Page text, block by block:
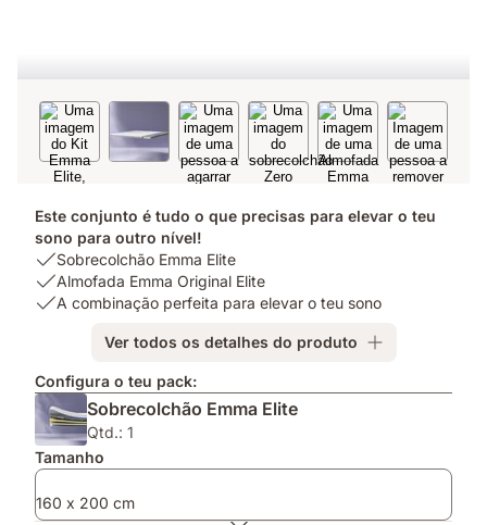
Este conjunto é tudo o que precisas para elevar o teu
sono para outro nível!
USP
1:
Sobrecolchão
Sobrecolchão Emma Elite
USP
2:
Elite
Almofada Emma Original Elite
USP
perfeita
para
elevar
o
teu
sono
A combinação perfeita para elevar o teu sono
Ver todos os detalhes do produto
Configura o teu pack:
Sobrecolchão Emma Elite
Qtd.: 1
Tamanho
160 x 200 cm